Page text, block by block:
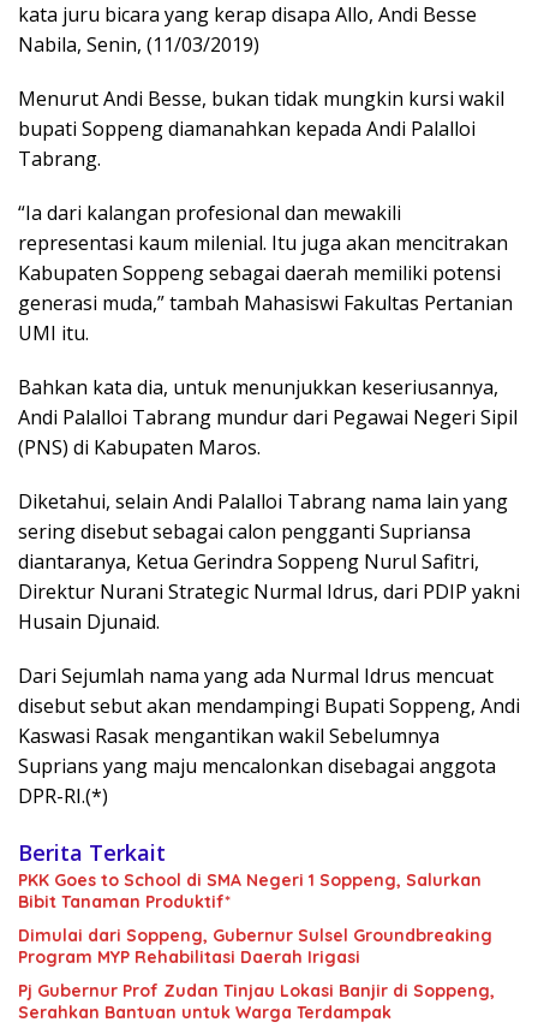
kata juru bicara yang kerap disapa Allo, Andi Besse
Nabila, Senin, (11/03/2019)
Menurut Andi Besse, bukan tidak mungkin kursi wakil
bupati Soppeng diamanahkan kepada Andi Palalloi
Tabrang.
“Ia dari kalangan profesional dan mewakili
representasi kaum milenial. Itu juga akan mencitrakan
Kabupaten Soppeng sebagai daerah memiliki potensi
generasi muda,” tambah Mahasiswi Fakultas Pertanian
UMI itu.
Bahkan kata dia, untuk menunjukkan keseriusannya,
Andi Palalloi Tabrang mundur dari Pegawai Negeri Sipil
(PNS) di Kabupaten Maros.
Diketahui, selain Andi Palalloi Tabrang nama lain yang
sering disebut sebagai calon pengganti Supriansa
diantaranya, Ketua Gerindra Soppeng Nurul Safitri,
Direktur Nurani Strategic Nurmal Idrus, dari PDIP yakni
Husain Djunaid.
Dari Sejumlah nama yang ada Nurmal Idrus mencuat
disebut sebut akan mendampingi Bupati Soppeng, Andi
Kaswasi Rasak mengantikan wakil Sebelumnya
Suprians yang maju mencalonkan disebagai anggota
DPR-RI.(*)
Berita Terkait
PKK Goes to School di SMA Negeri 1 Soppeng, Salurkan
Bibit Tanaman Produktif*
Dimulai dari Soppeng, Gubernur Sulsel Groundbreaking
Program MYP Rehabilitasi Daerah Irigasi
Pj Gubernur Prof Zudan Tinjau Lokasi Banjir di Soppeng,
Serahkan Bantuan untuk Warga Terdampak